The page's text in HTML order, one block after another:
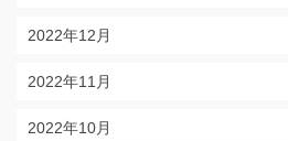
2022年12月
2022年11月
2022年10月